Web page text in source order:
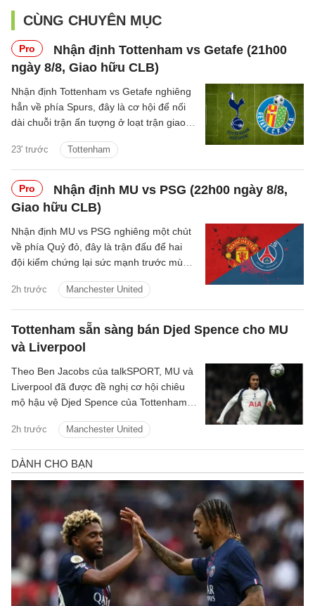
CÙNG CHUYÊN MỤC
Pro
Nhận định Tottenham vs Getafe (21h00
ngày 8/8, Giao hữu CLB)
23' trước Tottenham
Nhận định Tottenham vs Getafe nghiêng
hẳn về phía Spurs, đây là cơ hội để nối
dài chuỗi trận ấn tượng ở loạt trận giao
Pro
Nhận định MU vs PSG (22h00 ngày 8/8,
Giao hữu CLB)
2h trước Manchester United
Nhận định MU vs PSG nghiêng một chút
về phía Quỷ đỏ, đây là trận đấu để hai
đội kiểm chứng lại sức mạnh trước mùa
Tottenham sẵn sàng bán Djed Spence cho MU
và Liverpool
2h trước Manchester United
Theo Ben Jacobs của talkSPORT, MU và
Liverpool đã được đề nghị cơ hội chiêu
mộ hậu vệ Djed Spence của Tottenham